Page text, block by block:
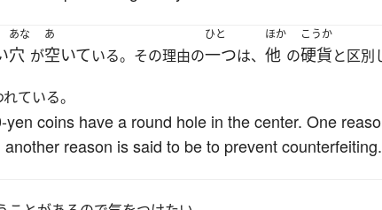
あな
穴 が
あ
空いている。その理由の
ひと
一つは、
ほか
他 の
こうか
硬貨と区別
ている。
coins have a round hole in the center. One
reason is said to be to prevent counterfeiting.